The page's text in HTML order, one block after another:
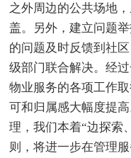
之外周边的公共场地
盖。另外，建立问题
的问题及时反馈到社
级部门联合解决。经
物业服务的各项工作
可和归属感大幅度提
理，我们本着“边探索
则，将进一步在管理